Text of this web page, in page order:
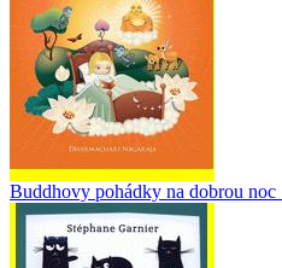
Buddhovy pohádky na dobrou